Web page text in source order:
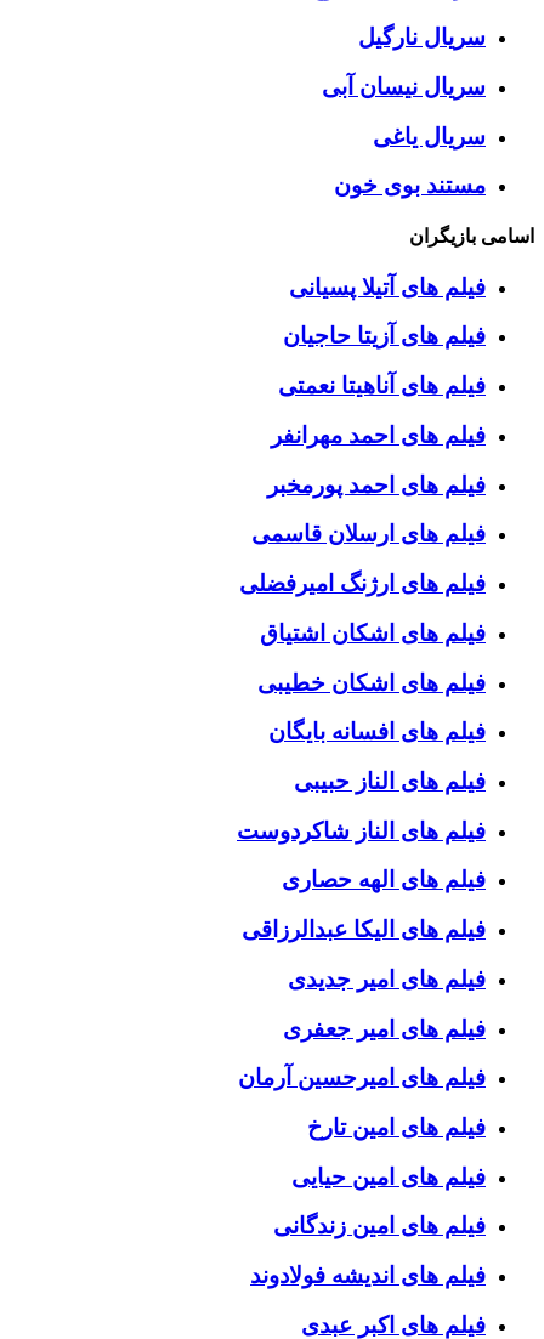
سریال نارگیل
سریال نیسان آبی
سریال یاغی
مستند بوی خون
اسامی بازیگران
فیلم های آتیلا پسیانی
فیلم های آزیتا حاجیان
فیلم های آناهیتا نعمتی
فیلم های احمد مهرانفر
فیلم های احمد پورمخبر
فیلم های ارسلان قاسمی
فیلم های ارژنگ امیرفضلی
فیلم های اشکان اشتیاق
فیلم های اشکان خطیبی
فیلم های افسانه بایگان
فیلم های الناز حبیبی
فیلم های الناز شاکردوست
فیلم های الهه حصاری
فیلم های الیکا عبدالرزاقی
فیلم های امیر جدیدی
فیلم های امیر جعفری
فیلم های امیرحسین آرمان
فیلم های امین تارخ
فیلم های امین حیایی
فیلم های امین زندگانی
فیلم های اندیشه فولادوند
فیلم های اکبر عبدی